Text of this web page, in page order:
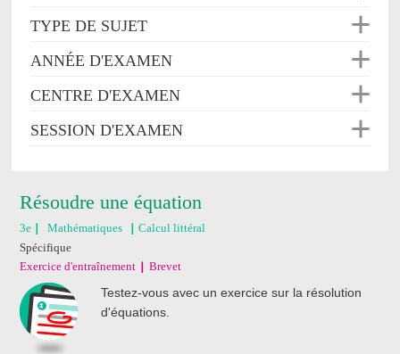
TYPE DE SUJET
ANNÉE D'EXAMEN
CENTRE D'EXAMEN
SESSION D'EXAMEN
Résoudre une équation
3e Mathématiques
Calcul littéral
Spécifique
Exercice d'entraînement
Brevet
Testez-vous avec un exercice sur la résolution
d'équations.